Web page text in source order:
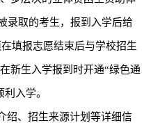
录取的考生，报到入学后给
填报志愿结束后与学校招生
新生入学报到时开通“绿色通
入学。
绍、招生来源计划等详细信